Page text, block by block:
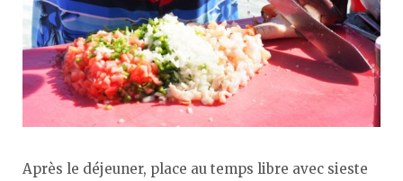
Après le déjeuner, place au temps libre avec sieste